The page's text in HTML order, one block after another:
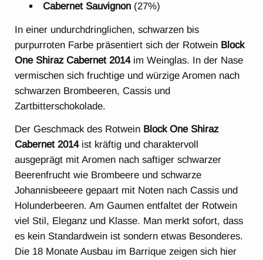
Cabernet Sauvignon (27%)
In einer undurchdringlichen, schwarzen bis
purpurroten Farbe präsentiert sich der Rotwein Block
One Shiraz Cabernet 2014im Weinglas. In der Nase
vermischen sich fruchtige und würzige Aromen nach
schwarzen Brombeeren, Cassis und
Zartbitterschokolade.
Der Geschmack des Rotwein Block One Shiraz
Cabernet 2014ist kräftig und charaktervoll
ausgeprägt mit Aromen nach saftiger schwarzer
Beerenfrucht wie Brombeere und schwarze
Johannisbeeere gepaart mit Noten nach Cassis und
Holunderbeeren. Am Gaumen entfaltet der Rotwein
viel Stil, Eleganz und Klasse. Man merkt sofort, dass
es kein Standardwein ist sondern etwas Besonderes.
Die 18 Monate Ausbau im Barrique zeigen sich hier